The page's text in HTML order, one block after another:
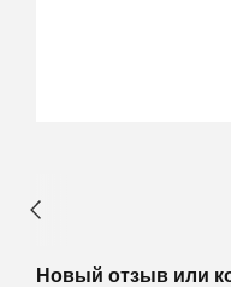
Новый отзыв или